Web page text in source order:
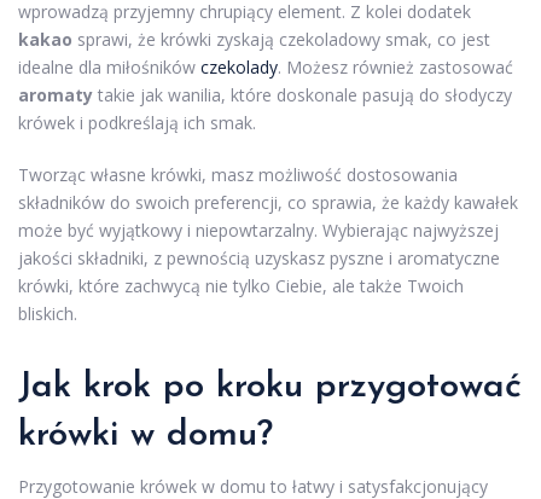
wprowadzą przyjemny chrupiący element. Z kolei dodatek
kakao sprawi, że krówki zyskają czekoladowy smak, co jest
idealne dla miłośników czekolady. Możesz również zastosować
aromaty takie jak wanilia, które doskonale pasują do słodyczy
krówek i podkreślają ich smak.
Tworząc własne krówki, masz możliwość dostosowania
składników do swoich preferencji, co sprawia, że każdy kawałek
może być wyjątkowy i niepowtarzalny. Wybierając najwyższej
jakości składniki, z pewnością uzyskasz pyszne i aromatyczne
krówki, które zachwycą nie tylko Ciebie, ale także Twoich
bliskich.
Jak krok po kroku przygotować
krówki w domu?
Przygotowanie krówek w domu to łatwy i satysfakcjonujący